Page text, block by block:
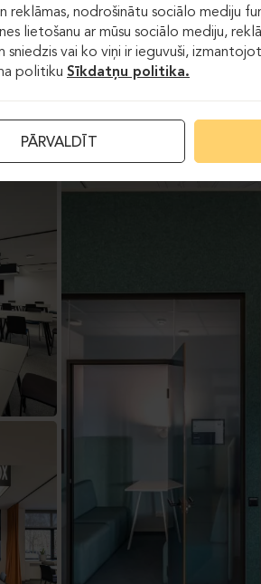
nodrošinātu sociālo mediju
lietošanu ar mūsu sociālo mediju,
vai ko viņi ir ieguvuši,
politiku Sīkdatņu politika.
PĀRVALDĪT